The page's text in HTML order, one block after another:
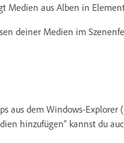
Medien aus Alben in
deiner Medien im
aus dem Windows-
hinzufügen“ kannst du